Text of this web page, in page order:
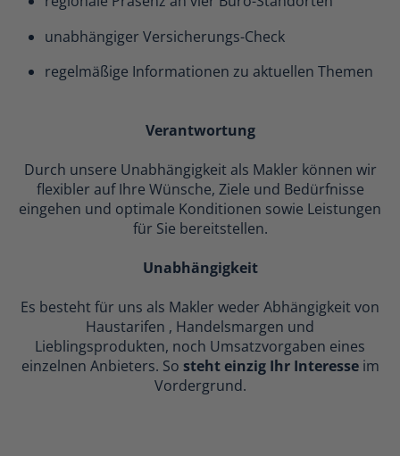
unabhängiger Versicherungs-Check
regelmäßige Informationen zu aktuellen Themen
Verantwortung
Durch unsere Unabhängigkeit als Makler können wir
flexibler auf Ihre Wünsche, Ziele und Bedürfnisse
eingehen und optimale Konditionen sowie Leistungen
für Sie bereitstellen.
Unabhängigkeit
Es besteht für uns als Makler weder Abhängigkeit von
Haustarifen , Handelsmargen und
Lieblingsprodukten, noch Umsatzvorgaben eines
einzelnen Anbieters. So steht einzig Ihr Interesseim
Vordergrund.